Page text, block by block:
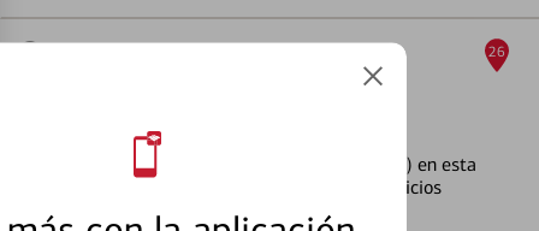
Uno o más de los cajeros automáticos (ATM) en esta
ubicación pueden tener temporalmente servicios
26